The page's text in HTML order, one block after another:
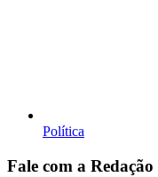
Política
Fale com a Redação